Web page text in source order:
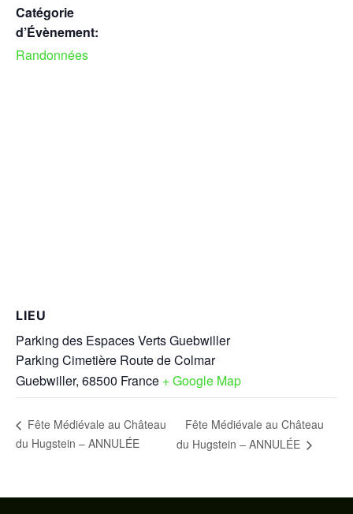
Catégorie
d’Évènement:
Randonnées
LIEU
Parking des Espaces Verts Guebwiller
Parking Cimetière Route de Colmar
Guebwiller, 68500 France + Google Map
Fête Médiévale au Château
du Hugstein – ANNULÉE
Fête Médiévale au Château
du Hugstein – ANNULÉE